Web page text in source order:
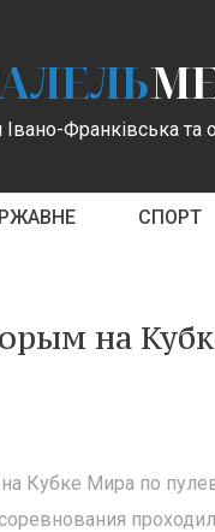
Франківська та
СПОРТ
на
Кубке Мира по